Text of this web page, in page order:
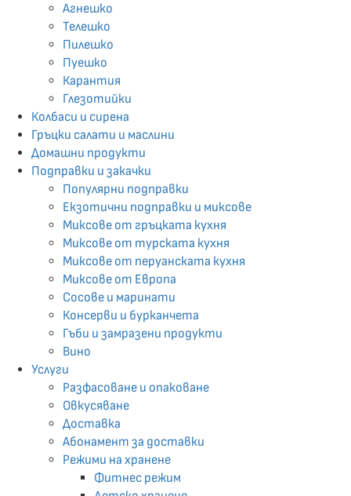
Агнешко
Телешко
Пилешко
Пуешко
Карантия
Глезотийки
Колбаси и сирена
Гръцки салати и маслини
Домашни продукти
Подправки и закачки
Популярни подправки
Екзотични подпрaвки и миксове
Миксове от гръцката кухня
Миксове от турската кухня
Миксове от перуанската кухня
Миксове от Европа
Сосове и маринати
Консерви и бурканчета
Гъби и замразени продукти
Вино
Услуги
Разфасоване и опаковане
Овкусяване
Доставка
Абонамент за доставки
Режими на хранене
Фитнес режим